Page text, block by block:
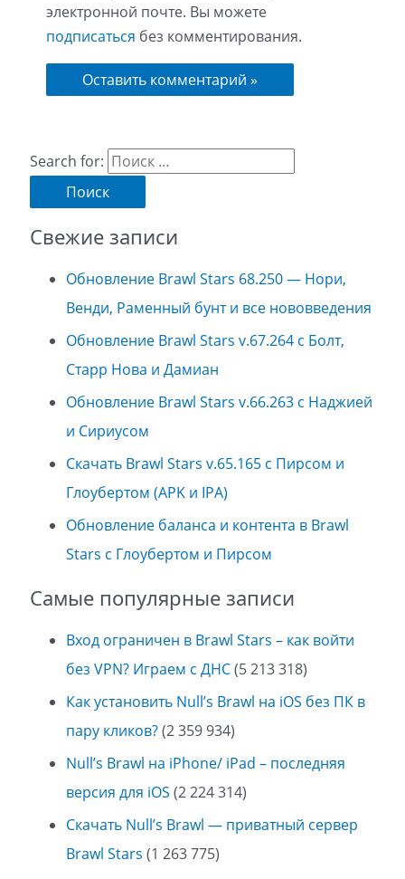
электронной почте. Вы можете
подписаться без комментирования.
Search for:
Свежие записи
Обновление Brawl Stars 68.250 — Нори,
Венди, Раменный бунт и все нововведения
Обновление Brawl Stars v.67.264 с Болт,
Старр Нова и Дамиан
Обновление Brawl Stars v.66.263 с Наджией
и Сириусом
Скачать Brawl Stars v.65.165 с Пирсом и
Глоубертом (APK и IPA)
Обновление баланса и контента в Brawl
Stars с Глоубертом и Пирсом
Самые популярные записи
Вход ограничен в Brawl Stars – как войти
без VPN? Играем с ДНС(5 213 318)
Как установить Null’s Brawl на iOS без ПК в
пару кликов?(2 359 934)
Null’s Brawl на iPhone/ iPad – последняя
версия для iOS (2 224 314)
Скачать Null’s Brawl — приватный сервер
Brawl Stars (1 263 775)